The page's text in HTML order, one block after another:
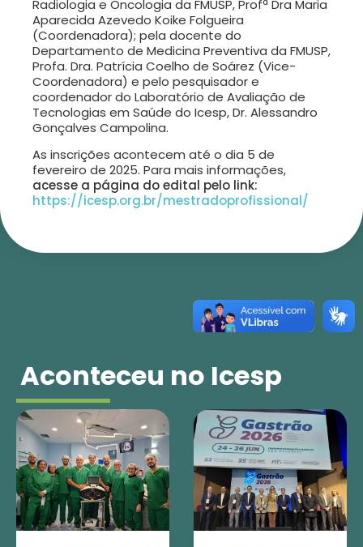
Radiologia e Oncologia da FMUSP, Profª Dra Maria
Aparecida Azevedo Koike Folgueira
(Coordenadora); pela docente do
Departamento de Medicina Preventiva da FMUSP,
Profa. Dra. Patrícia Coelho de Soárez (Vice-
Coordenadora) e pelo pesquisador e
coordenador do Laboratório de Avaliação de
Tecnologias em Saúde do Icesp, Dr. Alessandro
Gonçalves Campolina.
As inscrições acontecem até o dia 5 de
fevereiro de 2025. Para mais informações,
acesse a página do edital pelo link:
https://icesp.org.br/mestradoprofissional/
Aconteceu no Icesp